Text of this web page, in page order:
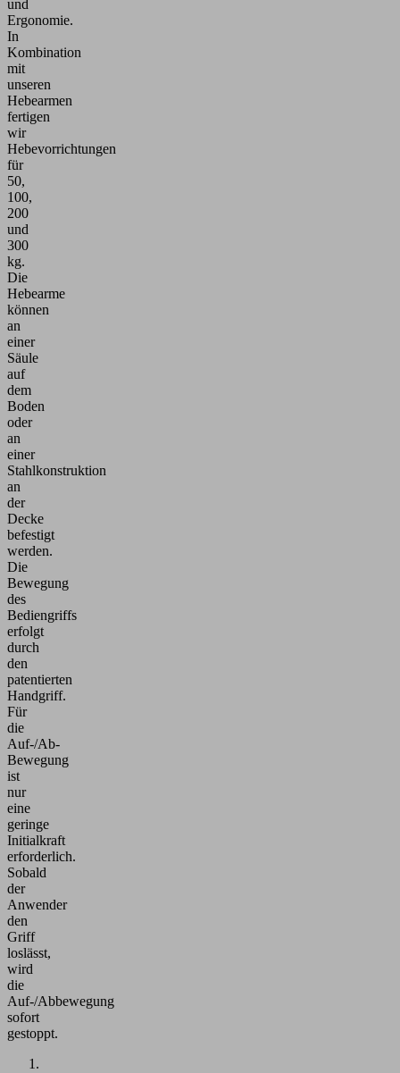
und
Ergonomie.
In
Kombination
mit
unseren
Hebearmen
fertigen
wir
Hebevorrichtungen
für
50,
100,
200
und
300
kg.
Die
Hebearme
können
an
einer
Säule
auf
dem
Boden
oder
an
einer
Stahlkonstruktion
an
der
Decke
befestigt
werden.
Die
Bewegung
des
Bediengriffs
erfolgt
durch
den
patentierten
Handgriff.
Für
die
Auf-/Ab-
Bewegung
ist
nur
eine
geringe
Initialkraft
erforderlich.
Sobald
der
Anwender
den
Griff
loslässt,
wird
die
Auf-/Abbewegung
sofort
gestoppt.